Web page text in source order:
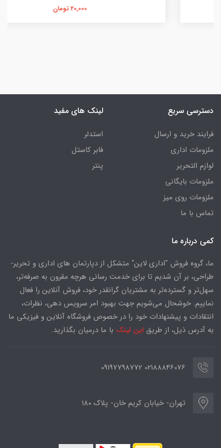
دسترسی سریع
فرایند خرید و ارسال
ملزومات اداری
لوازم التحریر
ملزومات بایگانی
ملزومات روی میز
تماس با ما
لینک های مفید
استدلر
فابر کاستل
پنتر
کمی درباره ما
ما، گروه فروش "اداری لاین" متشکل از دپارتمان های اداری و تحریر-
طراحی، بر آن شدیم تا برای خدمت رسانی هرچه مقرون به صرفه‌تر،
سهل‌تر و گسترده‌تر به مشتریان گرانقدر خود، فروش آنلاین را فعال
نماییم. خوشحال می‌شویم جهت بهبود امر سرویس دهی، نظرات،
انتقادات و پیشنهادات خود را در خصوص فروشگاه آنلاین و فیزیکی ما
به آدرس ذیل، از طریق این لینک با ما درمیان بگذارید.
02188846076 09197798772
تهران- خیابان کریم خان- پلاک ۱۸۰